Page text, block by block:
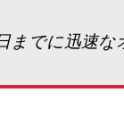
までに迅速